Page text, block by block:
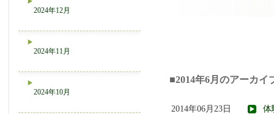
■2014年6月のアーカイ
2014年06月23日
2024年12月
2024年11月
2024年10月